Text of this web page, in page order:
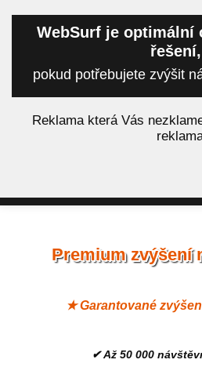
WebSurf je optimální
řešení,
pokud potřebujete zvýšit
Reklama která Vás
Premium zvýšení
★ Garantované
✔ Až 50 000